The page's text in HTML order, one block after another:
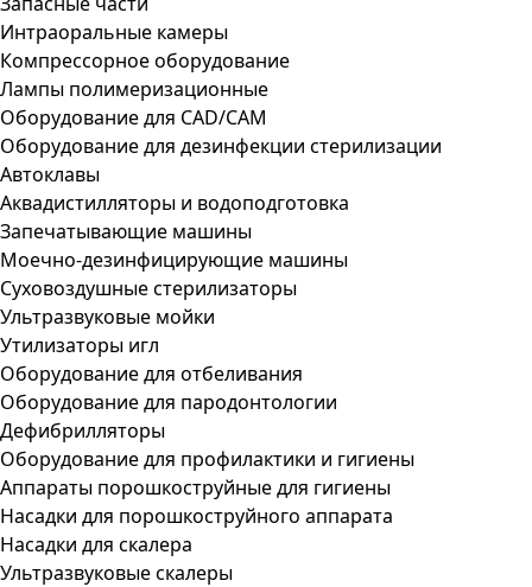
Интраоральные камеры
Компрессорное оборудование
Лампы полимеризационные
Оборудование для CAD/CAM
Оборудование для дезинфекции стерилизации
Автоклавы
Аквадистилляторы и водоподготовка
Запечатывающие машины
Моечно-дезинфицирующие машины
Суховоздушные стерилизаторы
Ультразвуковые мойки
Утилизаторы игл
Оборудование для отбеливания
Оборудование для пародонтологии
Дефибрилляторы
Оборудование для профилактики и гигиены
Аппараты порошкоструйные для гигиены
Насадки для порошкоструйного аппарата
Насадки для скалера
Ультразвуковые скалеры